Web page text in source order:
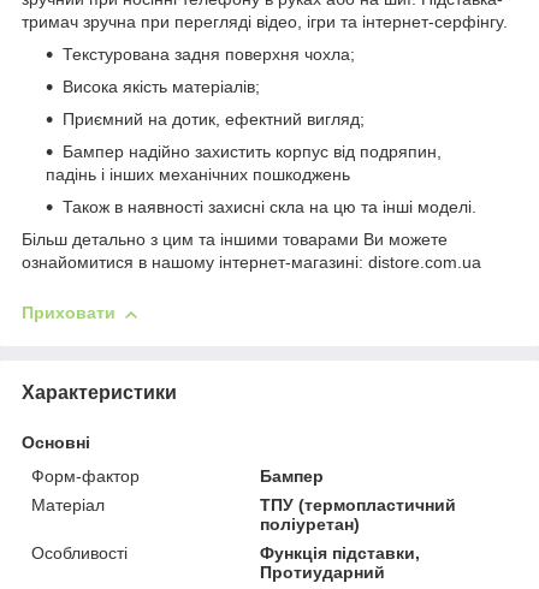
тримач зручна при перегляді відео, ігри та інтернет-серфінгу.
Текстурована задня поверхня чохла;
Висока якість матеріалів;
Приємний на дотик, ефектний вигляд;
Бампер надійно захистить корпус від подряпин,
падінь і інших механічних пошкоджень
Також в наявності захисні скла на цю та інші моделі.
Більш детально з цим та іншими товарами Ви можете
ознайомитися в нашому інтернет-магазині: distore.com.ua
Приховати
Характеристики
Основні
Форм-фактор
Бампер
Матеріал
ТПУ (термопластичний
поліуретан)
Особливості
Функція підставки,
Протиударний